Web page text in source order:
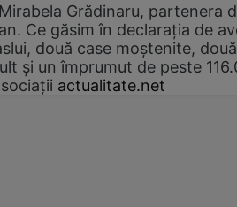
Grădinaru, partenera
Ce găsim în declarația de
două case moștenite, două
și un împrumut de peste
actualitate.net